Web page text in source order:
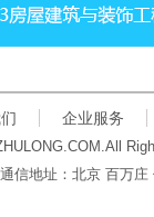
企业服务
通信地址：北京 百万